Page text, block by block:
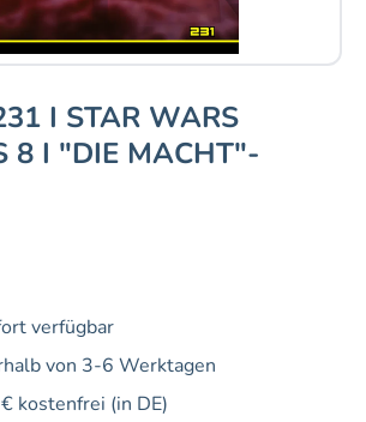
I STAR WARS
8 I "DIE MACHT"-
verfügbar
von 3-6 Werktagen
kostenfrei (in DE)